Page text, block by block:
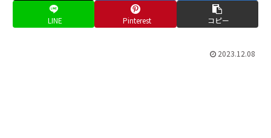
LINE Pinterest コピー
2023.12.08